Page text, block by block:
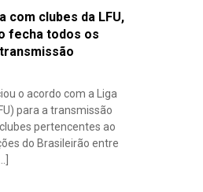
com clubes da LFU,
fecha todos os
o acordo com a Liga
para a transmissão
pertencentes ao
do Brasileirão entre